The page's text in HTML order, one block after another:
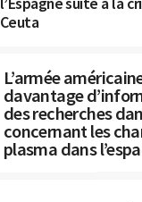
Ceuta
L’armée
davantage
des recherches
concernant les
plasma dans